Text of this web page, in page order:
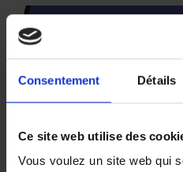
Consentement Détails
Ce site web utilise des
Vous voulez un site web qui
VOUS
-50%
Basket
Ixon
Freaky